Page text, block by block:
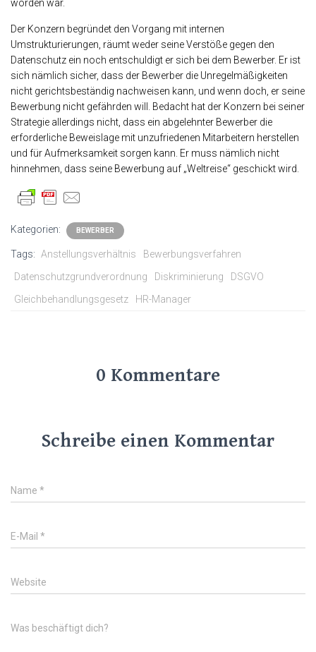
worden war.
Der Konzern begründet den Vorgang mit internen
Umstrukturierungen, räumt weder seine Verstöße gegen den
Datenschutz ein noch entschuldigt er sich bei dem Bewerber. Er ist
sich nämlich sicher, dass der Bewerber die Unregelmäßigkeiten
nicht gerichtsbeständig nachweisen kann, und wenn doch, er seine
Bewerbung nicht gefährden will. Bedacht hat der Konzern bei seiner
Strategie allerdings nicht, dass ein abgelehnter Bewerber die
erforderliche Beweislage mit unzufriedenen Mitarbeitern herstellen
und für Aufmerksamkeit sorgen kann. Er muss nämlich nicht
hinnehmen, dass seine Bewerbung auf „Weltreise“ geschickt wird.
Kategorien: BEWERBER
Tags: Anstellungsverhältnis
Bewerbungsverfahren
Datenschutzgrundverordnung
Diskriminierung
DSGVO
Gleichbehandlungsgesetz
HR-Manager
0 Kommentare
Schreibe einen Kommentar
Name *
E-Mail *
Website
Was beschäftigt dich?